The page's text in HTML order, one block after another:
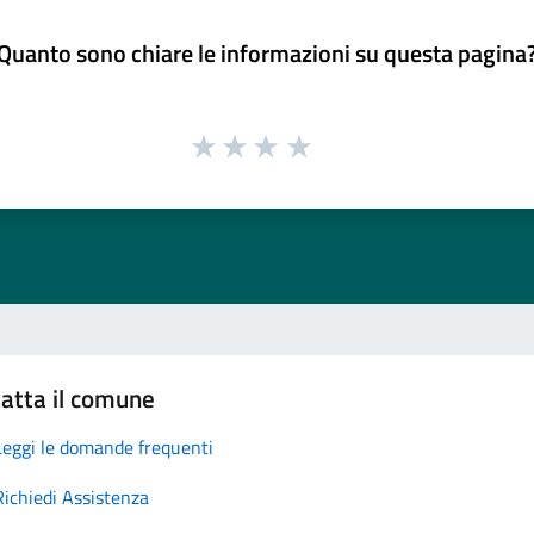
sono chiare le informazioni su questa
il comune
le domande frequenti
Assistenza